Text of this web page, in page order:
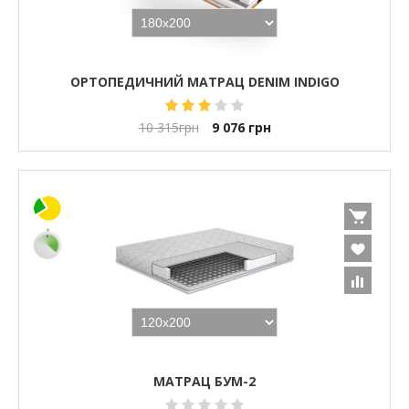
ОРТОПЕДИЧНИЙ МАТРАЦ DENIM INDIGO
10 315грн 9 076 грн
МАТРАЦ БУМ-2